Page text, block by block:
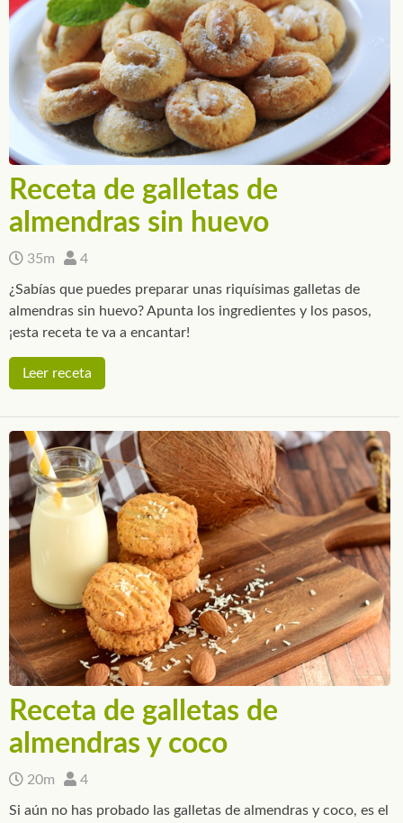
Receta de galletas de
almendras sin huevo
35m 4
¿Sabías que puedes preparar unas riquísimas galletas de
almendras sin huevo? Apunta los ingredientes y los pasos,
¡esta receta te va a encantar!
Leer receta
Receta de galletas de
almendras y coco
20m 4
Si aún no has probado las galletas de almendras y coco, es el